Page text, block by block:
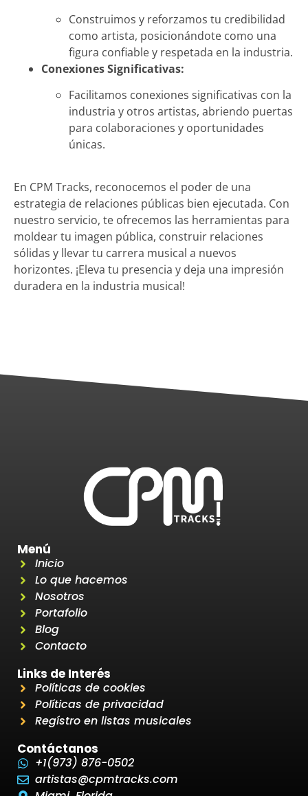
Construimos y reforzamos tu credibilidad
como artista, posicionándote como una
figura confiable y respetada en la industria.
Conexiones Significativas:
Facilitamos conexiones significativas con la
industria y otros artistas, abriendo puertas
para colaboraciones y oportunidades
únicas.
En CPM Tracks, reconocemos el poder de una
estrategia de relaciones públicas bien ejecutada. Con
nuestro servicio, te ofrecemos las herramientas para
moldear tu imagen pública, construir relaciones
sólidas y llevar tu carrera musical a nuevos
horizontes. ¡Eleva tu presencia y deja una impresión
duradera en la industria musical!
Menú
Inicio
Lo que hacemos
Nosotros
Portafolio
Blog
Contacto
Links de Interés
Políticas de cookies
Políticas de privacidad
Regístro en listas musicales
Contáctanos
+1(973) 876-0502
artistas@cpmtracks.com